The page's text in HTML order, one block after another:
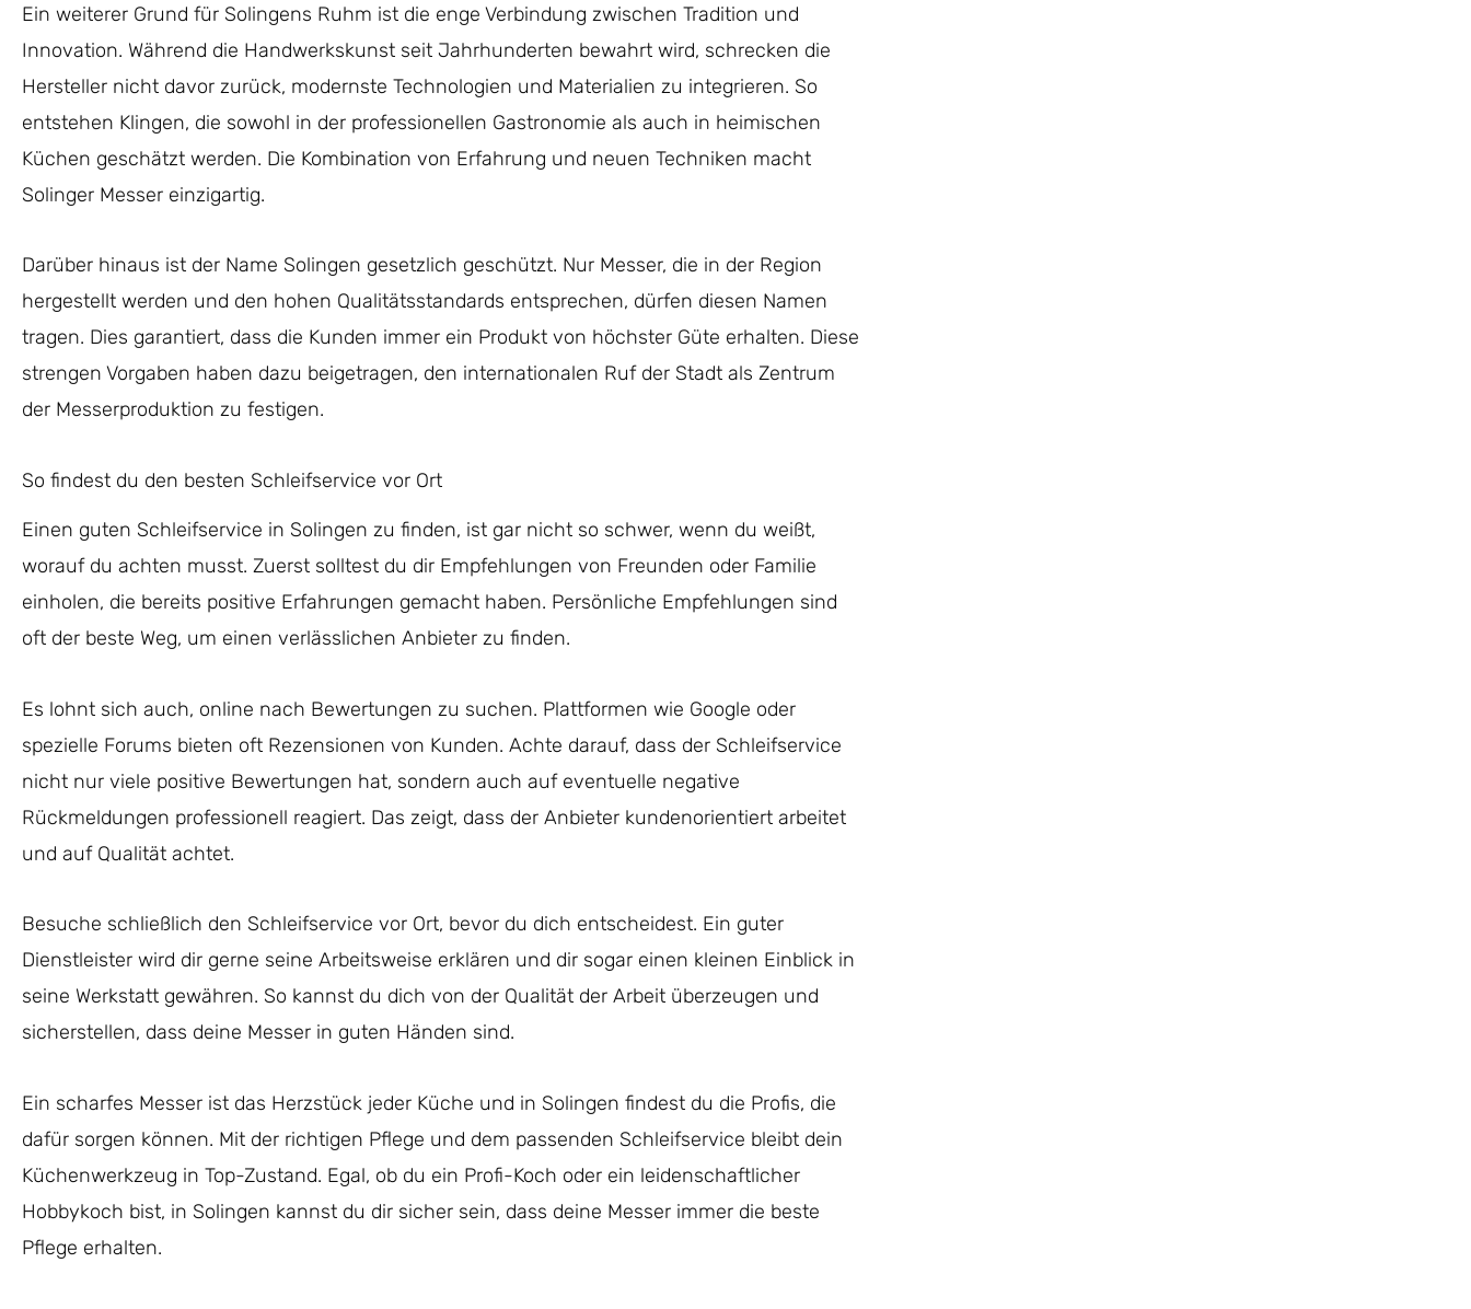
Ein weiterer Grund für Solingens Ruhm ist die enge Verbindung zwischen Tradition und
Innovation. Während die Handwerkskunst seit Jahrhunderten bewahrt wird, schrecken die
Hersteller nicht davor zurück, modernste Technologien und Materialien zu integrieren. So
entstehen Klingen, die sowohl in der professionellen Gastronomie als auch in heimischen
Küchen geschätzt werden. Die Kombination von Erfahrung und neuen Techniken macht
Solinger Messer einzigartig.
Darüber hinaus ist der Name Solingen gesetzlich geschützt. Nur Messer, die in der Region
hergestellt werden und den hohen Qualitätsstandards entsprechen, dürfen diesen Namen
tragen. Dies garantiert, dass die Kunden immer ein Produkt von höchster Güte erhalten. Diese
strengen Vorgaben haben dazu beigetragen, den internationalen Ruf der Stadt als Zentrum
der Messerproduktion zu festigen.
So findest du den besten Schleifservice vor Ort
Einen guten Schleifservice in Solingen zu finden, ist gar nicht so schwer, wenn du weißt,
worauf du achten musst. Zuerst solltest du dir Empfehlungen von Freunden oder Familie
einholen, die bereits positive Erfahrungen gemacht haben. Persönliche Empfehlungen sind
oft der beste Weg, um einen verlässlichen Anbieter zu finden.
Es lohnt sich auch, online nach Bewertungen zu suchen. Plattformen wie Google oder
spezielle Forums bieten oft Rezensionen von Kunden. Achte darauf, dass der Schleifservice
nicht nur viele positive Bewertungen hat, sondern auch auf eventuelle negative
Rückmeldungen professionell reagiert. Das zeigt, dass der Anbieter kundenorientiert arbeitet
und auf Qualität achtet.
Besuche schließlich den Schleifservice vor Ort, bevor du dich entscheidest. Ein guter
Dienstleister wird dir gerne seine Arbeitsweise erklären und dir sogar einen kleinen Einblick in
seine Werkstatt gewähren. So kannst du dich von der Qualität der Arbeit überzeugen und
sicherstellen, dass deine Messer in guten Händen sind.
Ein scharfes Messer ist das Herzstück jeder Küche und in Solingen findest du die Profis, die
dafür sorgen können. Mit der richtigen Pflege und dem passenden Schleifservice bleibt dein
Küchenwerkzeug in Top-Zustand. Egal, ob du ein Profi-Koch oder ein leidenschaftlicher
Hobbykoch bist, in Solingen kannst du dir sicher sein, dass deine Messer immer die beste
Pflege erhalten.